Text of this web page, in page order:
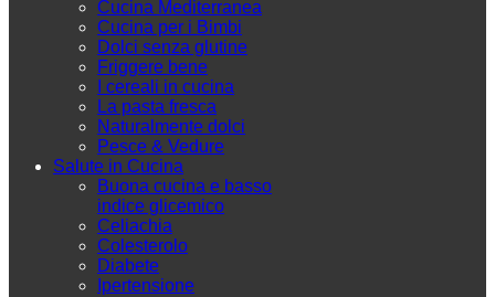
Cucina Mediterranea
Cucina per i Bimbi
Dolci senza glutine
Friggere bene
I cereali in cucina
La pasta fresca
Naturalmente dolci
Pesce & Vedure
Salute in Cucina
Buona cucina e basso
indice glicemico
Celiachia
Colesterolo
Diabete
Ipertensione